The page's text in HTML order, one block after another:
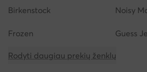
Birkenstock Noisy
Frozen Guess
Rodyti daugiau prekių ženklų